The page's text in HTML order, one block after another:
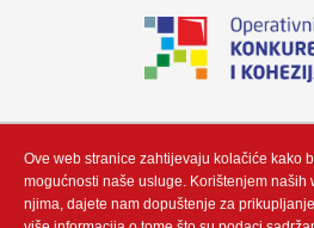
„Izradu internetske stranice sufinancirala je
Neutrino Tau
Ove web stranice zahtijevaju kolačiće kako
mogućnosti naše usluge. Korištenjem naših
njima, dajete nam dopuštenje za